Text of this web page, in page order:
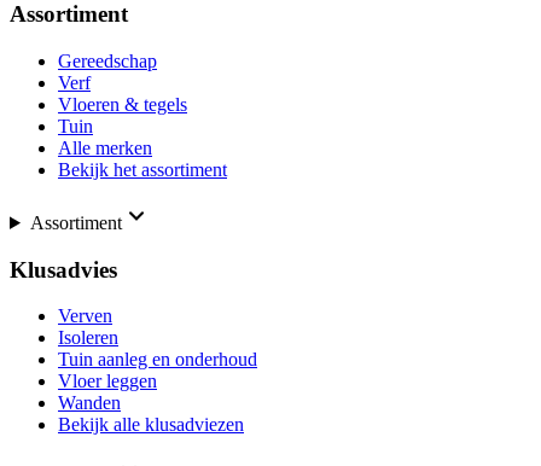
Assortiment
Gereedschap
Verf
Vloeren & tegels
Tuin
Alle merken
Bekijk het assortiment
Assortiment
Klusadvies
Verven
Isoleren
Tuin aanleg en onderhoud
Vloer leggen
Wanden
Bekijk alle klusadviezen